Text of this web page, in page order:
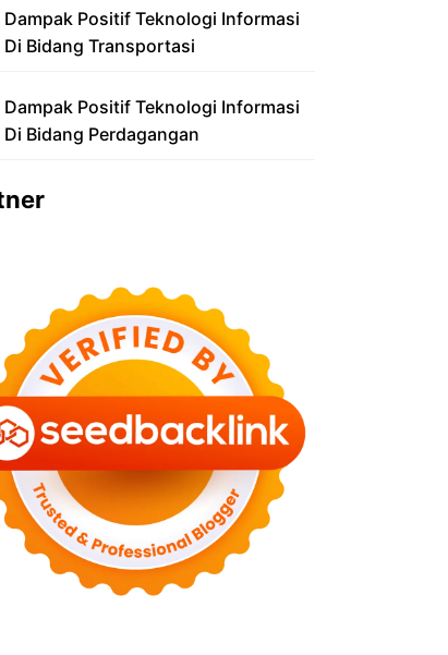
Dampak Positif Teknologi Informasi
Di Bidang Transportasi
Dampak Positif Teknologi Informasi
Di Bidang Perdagangan